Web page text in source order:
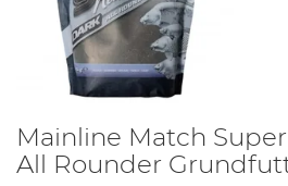
Mainline Match
All Rounder